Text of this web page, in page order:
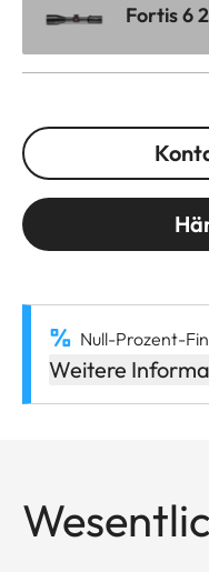
Fortis 6
Null-Prozent-
Weitere